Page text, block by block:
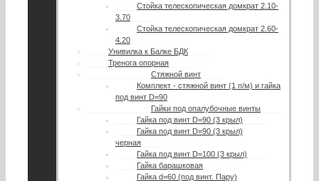
Стойка телескопическая домкрат 2.10-
3.70
Стойка телескопическая домкрат 2.60-
4.20
Унивилка к Балке БДК
Тренога опорная
Стяжной винт
Комплект - стяжной винт (1 п/м) и гайка
под винт D=90
Гайки под опалубочные винты
Гайка под винт D=90 (3 крыл)
Гайка под винт D=90 (3 крыл)
черная
Гайка под винт D=100 (3 крыл)
Гайка барашковая
Гайка d=60 (под винт. Пару)